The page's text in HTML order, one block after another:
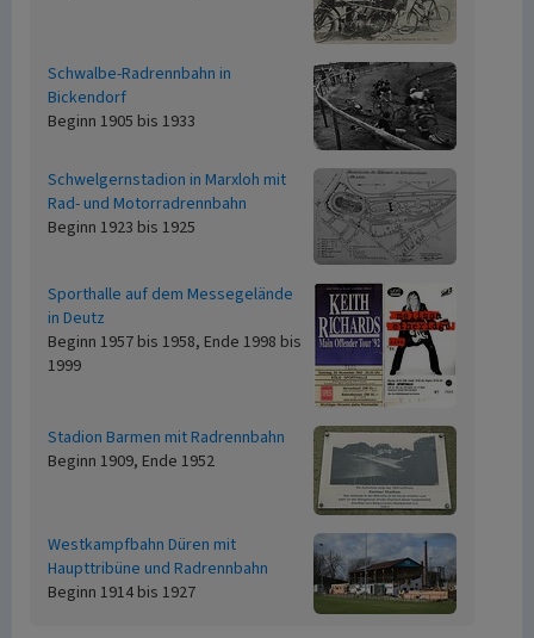
Schwalbe-Radrennbahn in
Bickendorf
Beginn 1905 bis 1933
Schwelgernstadion in Marxloh mit
Rad- und Motorradrennbahn
Beginn 1923 bis 1925
Sporthalle auf dem Messegelände
in Deutz
Beginn 1957 bis 1958, Ende 1998 bis
1999
Stadion Barmen mit Radrennbahn
Beginn 1909, Ende 1952
Westkampfbahn Düren mit
Haupttribüne und Radrennbahn
Beginn 1914 bis 1927